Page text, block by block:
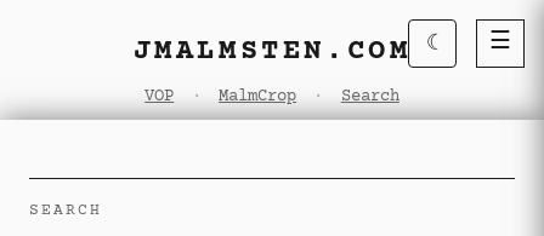
☰
☾
JMALMSTEN.COM
VOP · MalmCrop · Search
SEARCH